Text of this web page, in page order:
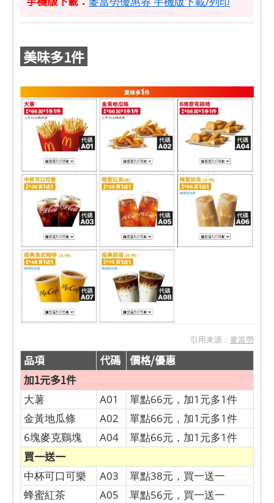
美味多1件
引用來源： 麥當勞
品項 代碼 價格/優惠
加1元多1件
大薯 A01
單點66元，加1元多1件
金黃地瓜條
A02
單點66元，加1元多1件
6塊麥克鷄塊
A04 單點66元，加1元多1件
買一送一
中杯可口可樂 A03
單點38元，買一送一
蜂蜜紅茶
A05
單點56元，買一送一